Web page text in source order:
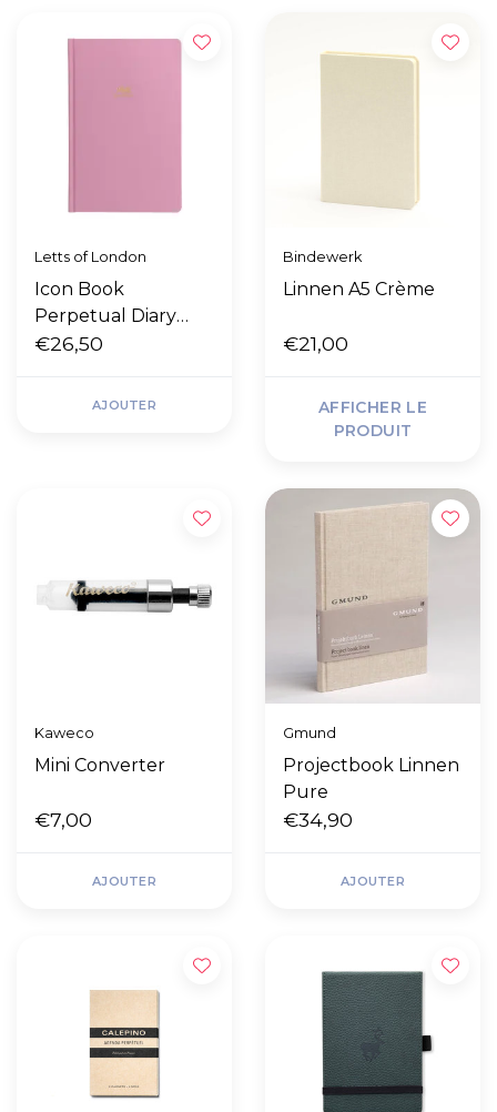
Letts of London
Icon Book
Perpetual Diary
"Pink"
€26,50
AJOUTER
Bindewerk
Linnen A5 Crème
€21,00
AFFICHER LE
PRODUIT
Kaweco
Mini Converter
€7,00
AJOUTER
Gmund
Projectbook Linnen
Pure
€34,90
AJOUTER